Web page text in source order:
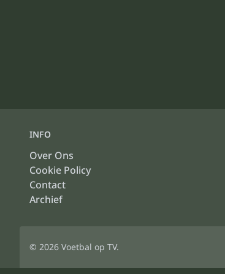
INFO
Over Ons
Cookie Policy
Contact
Archief
© 2026 Voetbal op TV.